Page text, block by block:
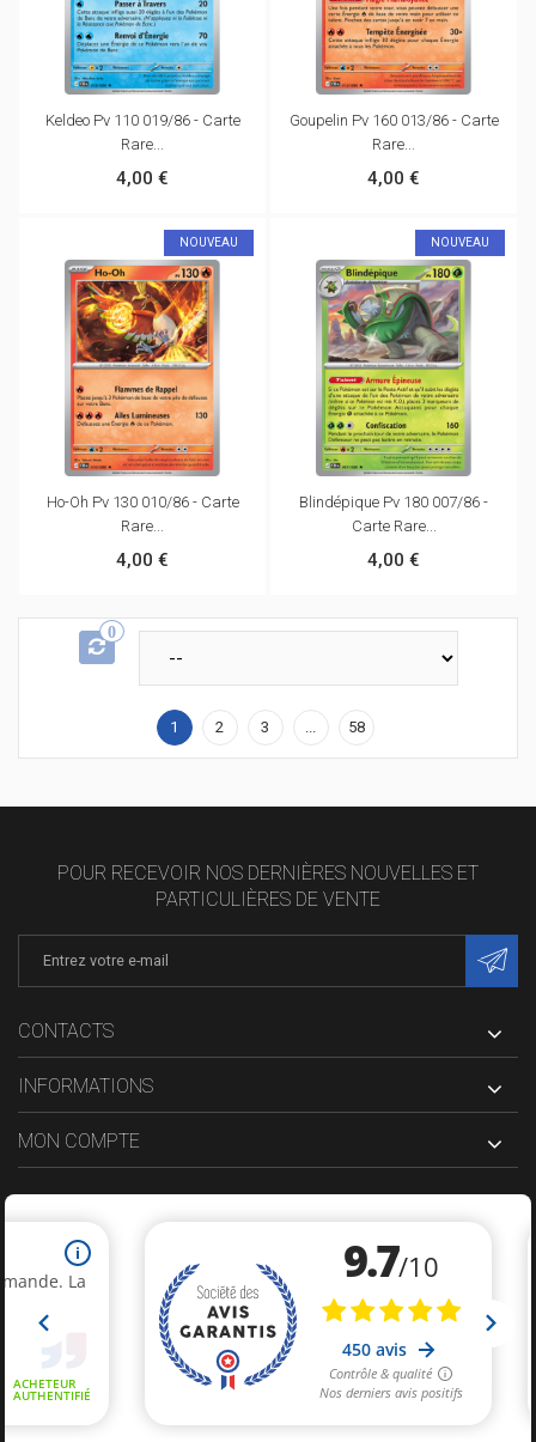
Keldeo Pv 110 019/86 - Carte
Rare...
4,00 €
Goupelin Pv 160 013/86 - Carte
Rare...
4,00 €
NOUVEAU
Ho-Oh Pv 130 010/86 - Carte
Rare...
4,00 €
NOUVEAU
Blindépique Pv 180 007/86 -
Carte Rare...
4,00 €
0
1 2 3 ... 58
POUR RECEVOIR NOS DERNIÈRES NOUVELLES ET
PARTICULIÈRES DE VENTE
CONTACTS
INFORMATIONS
MON COMPTE